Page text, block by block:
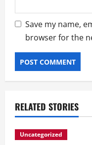
Save my name,
browser for the
RELATED STORIES
Uncategorized